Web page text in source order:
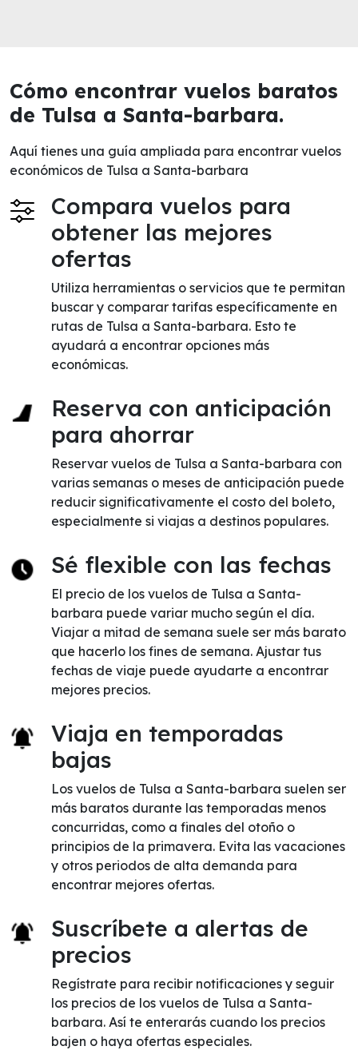
Cómo encontrar vuelos baratos
de Tulsa a Santa-barbara.
Aquí tienes una guía ampliada para encontrar vuelos
económicos de Tulsa a Santa-barbara
Compara vuelos para
obtener las mejores
ofertas
Utiliza herramientas o servicios que te permitan
buscar y comparar tarifas específicamente en
rutas de Tulsa a Santa-barbara. Esto te
ayudará a encontrar opciones más
económicas.
Reserva con anticipación
para ahorrar
Reservar vuelos de Tulsa a Santa-barbara con
varias semanas o meses de anticipación puede
reducir significativamente el costo del boleto,
especialmente si viajas a destinos populares.
Sé flexible con las fechas
El precio de los vuelos de Tulsa a Santa-
barbara puede variar mucho según el día.
Viajar a mitad de semana suele ser más barato
que hacerlo los fines de semana. Ajustar tus
fechas de viaje puede ayudarte a encontrar
mejores precios.
Viaja en temporadas
bajas
Los vuelos de Tulsa a Santa-barbara suelen ser
más baratos durante las temporadas menos
concurridas, como a finales del otoño o
principios de la primavera. Evita las vacaciones
y otros periodos de alta demanda para
encontrar mejores ofertas.
Suscríbete a alertas de
precios
Regístrate para recibir notificaciones y seguir
los precios de los vuelos de Tulsa a Santa-
barbara. Así te enterarás cuando los precios
bajen o haya ofertas especiales.